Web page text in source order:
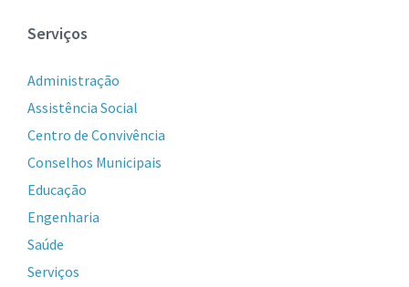
Serviços
Administração
Assistência Social
Centro de Convivência
Conselhos Municipais
Educação
Engenharia
Saúde
Serviços